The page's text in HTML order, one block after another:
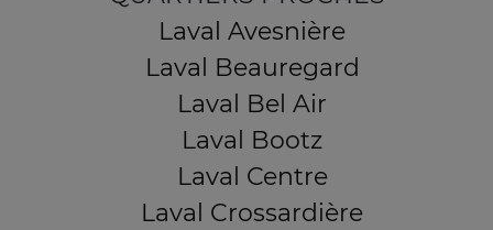
Laval Avesnière
Laval Beauregard
Laval Bel Air
Laval Bootz
Laval Centre
Laval Crossardière